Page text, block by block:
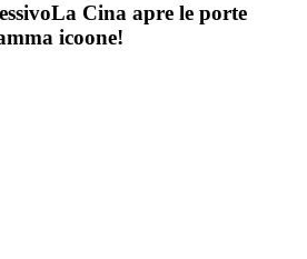
La Cina apre le porte
icoone!